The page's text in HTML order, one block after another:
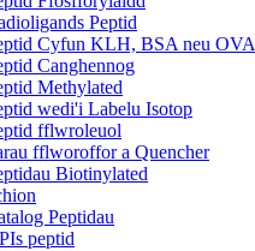
Peptid
Cyfun KLH, BSA neu OVA
Canghennog
Methylated
wedi'i Labelu Isotop
fflwroleuol
fflworoffor a Quencher
Biotinylated
Peptidau
peptid